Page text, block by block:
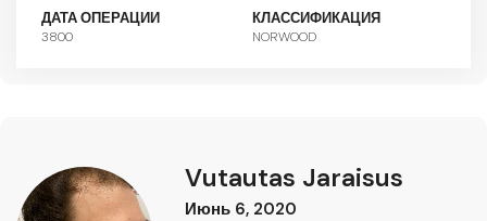
ДАТА ОПЕРАЦИИ
3800
КЛАССИФИКАЦИЯ
NORWOOD
Vutautas Jaraisus
Июнь 6, 2020